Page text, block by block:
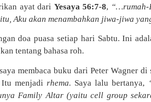
ayat dari Yesaya 56:7-8, “…rumah-
Aku akan menambahkan jiwa-jiwa
doa puasa setiap hari Sabtu. Ini
tentang bahasa roh.
membaca buku dari Peter Wagner
Itu menjadirhema. Saya lalu bertanya,
Family Altar (yaitu cell group